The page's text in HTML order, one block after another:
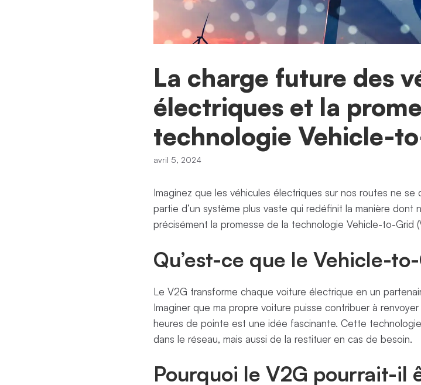
La charge future des
électriques et la
technologie Vehicle-
avril 5, 2024
Imaginez que les véhicules électriques sur nos routes ne se
partie d’un système plus vaste qui redéfinit la manière dont
précisément la promesse de la technologie Vehicle-to-Grid
Qu’est-ce que le Vehicle-
Le V2G transforme chaque voiture électrique en un
Imaginer que ma propre voiture puisse contribuer à
heures de pointe est une idée fascinante. Cette
dans le réseau, mais aussi de la restituer en cas de besoin.
Pourquoi le V2G pourrait-il